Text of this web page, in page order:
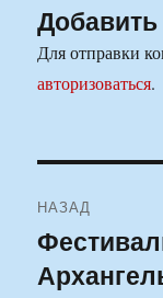
Для отправки
авторизоваться.
по
записям
НАЗАД
Предыдущая
запись: